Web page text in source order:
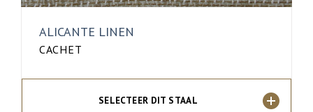
ALICANTE LINEN
CACHET
SELECTEER DIT STAAL